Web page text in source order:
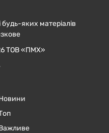
яких матеріалів
ТОВ «ПМХ»